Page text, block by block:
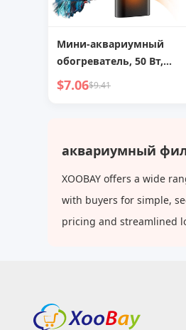
Мини-аквариумный
обогреватель, 50 Вт,
погружной обогреватель
зеленым
обогреватель,
подходящий для
соленой воды
$7.06$9.41
аквариумный
XOOBAY offers a wide
with buyers for simple,
pricing and streamlined